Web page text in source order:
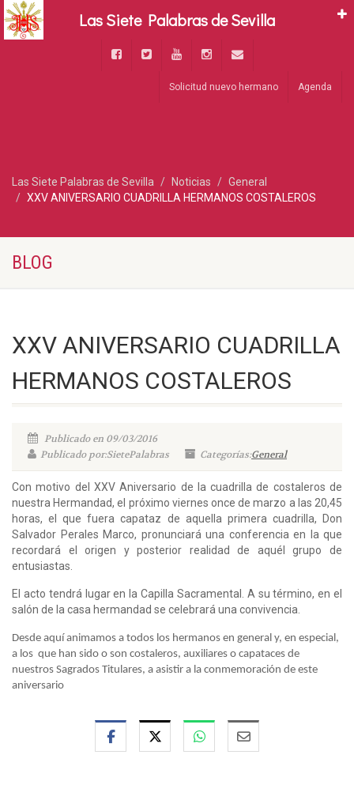
Solicitud nuevo hermano Agenda
Las Siete Palabras de Sevilla Noticias
General
XXV ANIVERSARIO CUADRILLA HERMANOS COSTALEROS
BLOG
XXV ANIVERSARIO CUADRILLA
HERMANOS COSTALEROS
Publicado en 09/03/2016
Publicado por:SietePalabras
Categorías:General
Con motivo del XXV Aniversario de la cuadrilla de costaleros de
nuestra Hermandad, el próximo viernes once de marzo a las 20,45
horas, el que fuera capataz de aquella primera cuadrilla, Don
Salvador Perales Marco, pronunciará una conferencia en la que
recordará el origen y posterior realidad de aquél grupo de
entusiastas.
El acto tendrá lugar en la Capilla Sacramental. A su término, en el
salón de la casa hermandad se celebrará una convivencia.
Desde aquí animamos a todos los hermanos en general y, en especial,
a los que han sido o son costaleros, auxiliares o capataces de
nuestros Sagrados Titulares, a asistir a la conmemoración de este
aniversario
Las Siete Palabras de Sevilla